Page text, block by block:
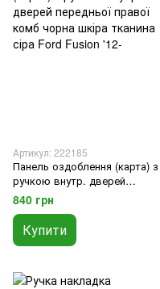
Артикул: 222185
Панель оздоблення (карта) з
ручкою внутр. дверей
передньої правої комб чорна
шкіра тканина сіра Ford Fusion
'12-
840 грн
Купити